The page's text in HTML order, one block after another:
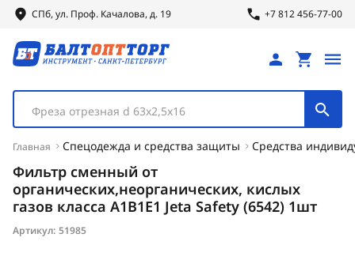
СПб, ул. Проф. Качалова, д. 19 +7 812 456-77-00
Фреза отрезная d 63х2,5х16
Главная Спецодежда и средства защиты Средства
Фильтр сменный от
органических,неорганических, кислых
газов класса A1B1E1 Jeta Safety (6542) 1шт
Артикул: 51985